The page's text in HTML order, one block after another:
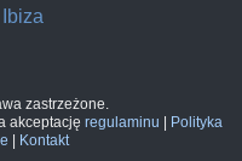
zastrzeżone.
akceptację regulaminu
Polityka
Kontakt